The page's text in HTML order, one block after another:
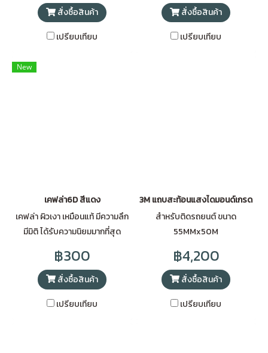
สั่งซื้อสินค้า
เปรียบเทียบ
สั่งซื้อสินค้า
เปรียบเทียบ
New
เคฟล่า6D สีแดง
เคฟล่า ผิวเงา เหมือนแท้ มีความลึก
มีมิติ ได้รับความนิยมมากที่สุด
฿300
สั่งซื้อสินค้า
เปรียบเทียบ
3M แถบสะท้อนแสงไดมอนด์เกรด
สำหรับติดรถยนต์ ขนาด
55MMx50M
฿4,200
สั่งซื้อสินค้า
เปรียบเทียบ